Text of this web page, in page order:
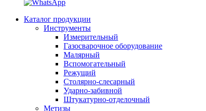
Каталог продукции
Инструменты
Измерительный
Газосварочное оборудование
Малярный
Вспомогательный
Режущий
Столярно-слесарный
Ударно-забивной
Штукатурно-отделочный
Метизы